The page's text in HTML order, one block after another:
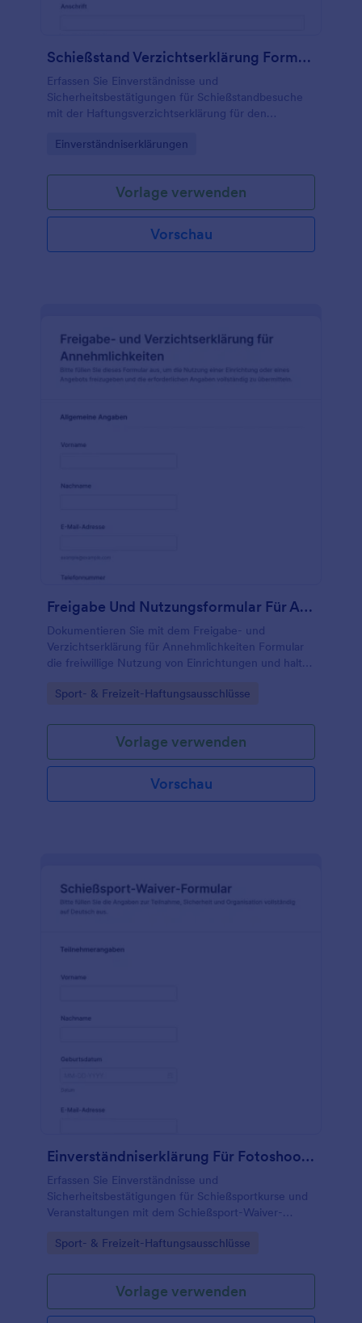
Schießstand Verzichtserklärung Formular
Erfassen Sie Einverständnisse und
Sicherheitsbestätigungen für Schießstandbesuche
mit der Haftungsverzichtserklärung für den
vereinfachen Sie die Datenerfassung für Vereine,
Go to Category:
Einverständniserklärungen
Vorlage verwenden
Vorschau
Freigabe Und Nutzungsformular Für Annehmlichkeiten
Dokumentieren Sie mit dem Freigabe- und
Verzichtserklärung für Annehmlichkeiten Formular
die freiwillige Nutzung von Einrichtungen und halten
Unternehmen, Veranstalter und Betreiber von
Go to Category:
Sport- & Freizeit-Haftungsausschlüsse
Vorlage verwenden
Vorschau
Einverständniserklärung Für Fotoshootings Waiver
Erfassen Sie Einverständnisse und
Sicherheitsbestätigungen für Schießsportkurse und
Veranstaltungen mit dem Schießsport-Waiver-
Formularantworten zur sicheren Organisation der
Go to Category:
Sport- & Freizeit-Haftungsausschlüsse
Vorlage verwenden